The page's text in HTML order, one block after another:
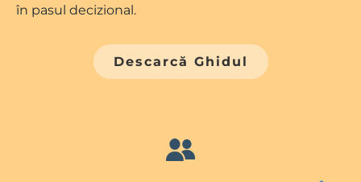
în pasul decizional.
Descarcă Ghidul